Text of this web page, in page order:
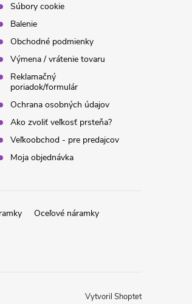
Súbory cookie
Balenie
Obchodné podmienky
Výmena / vrátenie tovaru
Reklamačný
poriadok/formulár
Ochrana osobných údajov
Ako zvoliť veľkosť prsteňa?
Veľkoobchod - pre predajcov
Moja objednávka
Oceľové náramky
Vytvoril Shoptet